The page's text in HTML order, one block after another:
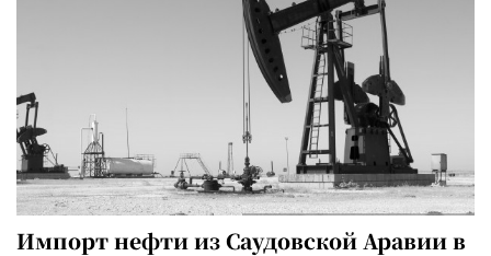
Импорт нефти из Саудовской Аравии в